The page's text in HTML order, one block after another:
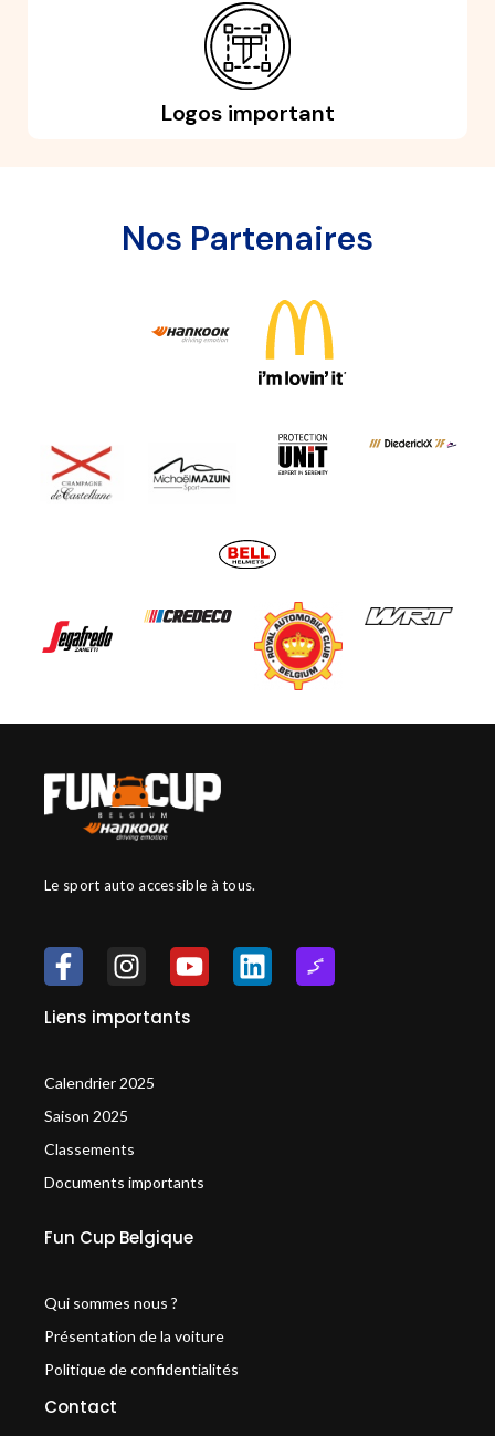
Logos important
Nos Partenaires
Le sport auto accessible à tous.
Liens importants
Calendrier 2025
Saison 2025
Classements
Documents importants
Fun Cup Belgique
Qui sommes nous ?
Présentation de la voiture
Politique de confidentialités
Contact